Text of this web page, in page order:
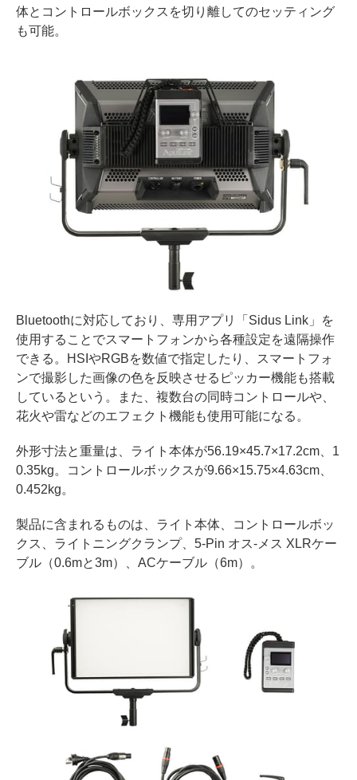
体とコントロールボックスを切り離してのセッティング
も可能。
Bluetoothに対応しており、専用アプリ「Sidus Link」を
使用することでスマートフォンから各種設定を遠隔操作
できる。HSIやRGBを数値で指定したり、スマートフォ
ンで撮影した画像の色を反映させるピッカー機能も搭載
しているという。また、複数台の同時コントロールや、
花火や雷などのエフェクト機能も使用可能になる。
外形寸法と重量は、ライト本体が56.19×45.7×17.2cm、1
0.35kg。コントロールボックスが9.66×15.75×4.63cm、
0.452kg。
製品に含まれるものは、ライト本体、コントロールボッ
クス、ライトニングクランプ、5-Pin オス-メス XLRケー
ブル（0.6mと3m）、ACケーブル（6m）。